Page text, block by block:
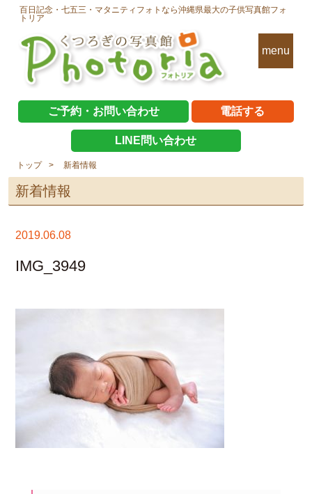
百日記念・七五三・マタニティフォトなら沖縄県最大の子供写真館フォ
トリア
menu
ご予約・お問い合わせ 電話する
LINE問い合わせ
トップ 新着情報
新着情報
2019.06.08
IMG_3949